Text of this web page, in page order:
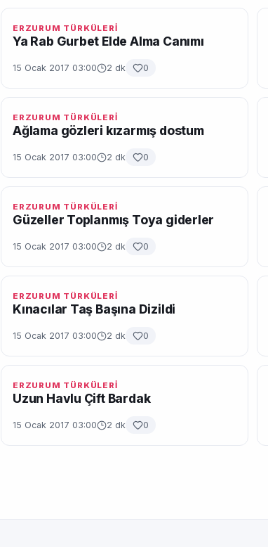
ERZURUM TÜRKÜLERİ
Ya Rab Gurbet Elde Alma Canımı
15 Ocak 2017 03:00 2 dk 0
ERZURUM TÜRKÜLERİ
Ağlama gözleri kızarmış dostum
15 Ocak 2017 03:00 2 dk 0
ERZURUM TÜRKÜLERİ
Güzeller Toplanmış Toya giderler
15 Ocak 2017 03:00 2 dk 0
ERZURUM TÜRKÜLERİ
Kınacılar Taş Başına Dizildi
15 Ocak 2017 03:00 2 dk 0
ERZURUM TÜRKÜLERİ
Uzun Havlu Çift Bardak
15 Ocak 2017 03:00 2 dk 0